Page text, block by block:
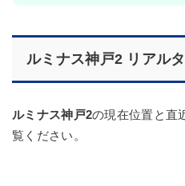
ルミナス神戸2 リアル
ルミナス神戸2の現在位置と直
覧ください。